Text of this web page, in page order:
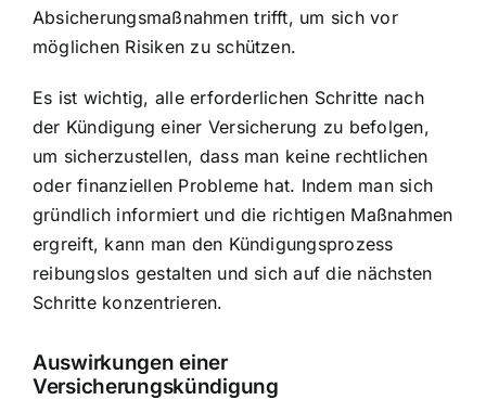
Absicherungsmaßnahmen trifft, um sich vor
möglichen Risiken zu schützen.
Es ist wichtig, alle erforderlichen Schritte nach
der Kündigung einer Versicherung zu befolgen,
um sicherzustellen, dass man keine rechtlichen
oder finanziellen Probleme hat. Indem man sich
gründlich informiert und die richtigen Maßnahmen
ergreift, kann man den Kündigungsprozess
reibungslos gestalten und sich auf die nächsten
Schritte konzentrieren.
Auswirkungen einer
Versicherungskündigung